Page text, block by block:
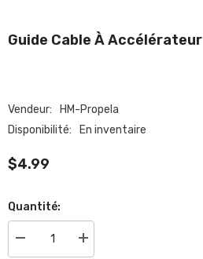
Guide Cable À Accélérateur
Vendeur:
HM-Propela
Disponibilité:
En inventaire
$4.99
Quantité:
Réduire
la
Augmenter
la